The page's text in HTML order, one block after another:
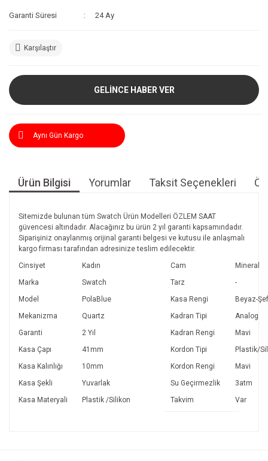
Garanti Süresi 24 Ay
Karşılaştır
GELİNCE HABER VER
Aynı Gün Kargo
Ürün Bilgisi Yorumlar Taksit Seçenekleri
Sitemizde bulunan tüm Swatch Ürün Modelleri ÖZLEM SAAT
güvencesi altındadır. Alacağınız bu ürün 2 yıl garanti kapsamındadır.
Siparişiniz onaylanmış orijinal garanti belgesi ve kutusu ile anlaşmalı
kargo firması tarafından adresinize teslim edilecektir.
Cinsiyet
Kadın Cam
Mineral
Marka
Swatch Tarz
-
Model
PolaBlue Kasa Rengi
Beyaz-
Mekanizma
Quartz Kadran Tipi
Analog
Garanti
2 Yıl Kadran Rengi
Mavi
Kasa Çapı
41mm Kordon Tipi
Plastik/
Kasa Kalınlığı
10mm Kordon Rengi
Mavi
Kasa Şekli
Yuvarlak Su Geçirmezlik
3atm
Kasa Materyali
Plastik /Silikon Takvim Var